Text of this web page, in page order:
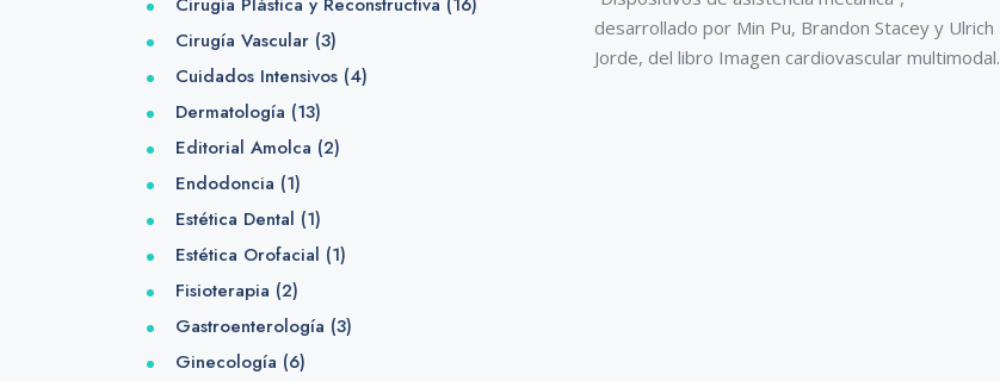
desarrollado por Min Pu, Brandon Stacey y Ulrich
Jorde, del libro Imagen cardiovascular multimodal.
Cirugía Plástica y Reconstructiva (16)
Cirugía Vascular(3)
Cuidados Intensivos(4)
Dermatología (13)
Editorial Amolca (2)
Endodoncia (1)
Estética Dental (1)
Estética Orofacial (1)
Fisioterapia (2)
Gastroenterología (3)
Ginecología (6)